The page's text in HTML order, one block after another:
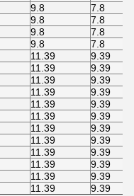
9.8
7.8
9.8
7.8
9.8
7.8
9.8
7.8
11.39
9.39
11.39
9.39
11.39
9.39
11.39
9.39
11.39
9.39
11.39
9.39
11.39
9.39
11.39
9.39
11.39
9.39
11.39
9.39
11.39
9.39
11.39 9.39